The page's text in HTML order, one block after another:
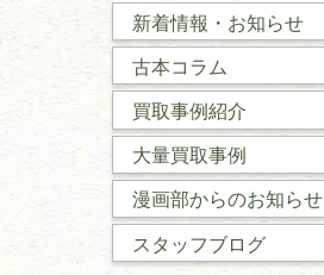
新着情報・お知らせ
古本コラム
買取事例紹介
大量買取事例
漫画部からのお知らせ
スタッフブログ